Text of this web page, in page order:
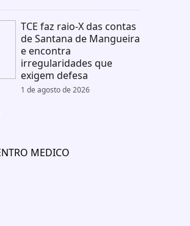
TCE faz raio-X das contas
de Santana de Mangueira
e encontra
irregularidades que
exigem defesa
1 de agosto de 2026